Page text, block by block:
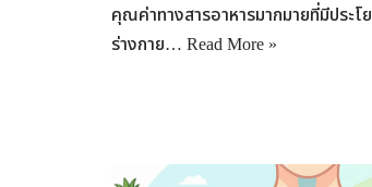
คุณค่าทางสารอาหารมากมายที่มีประโ
ร่างกาย… Read More »